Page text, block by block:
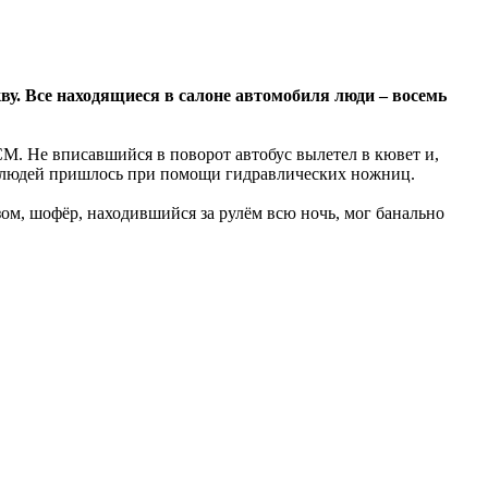
Все находящиеся в салоне автомобиля люди – восемь
Не вписавшийся в поворот автобус вылетел в кювет и,
людей пришлось при помощи гидравлических ножниц.
шофёр, находившийся за рулём всю ночь, мог банально